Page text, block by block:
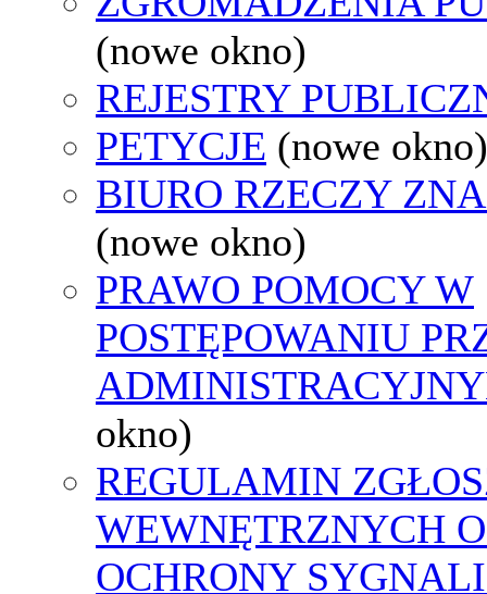
(nowe okno)
REJESTRY
PETYCJE (nowe okno)
BIURO RZECZY
(nowe okno)
PRAWO POMOCY W
POSTĘPOWANIU
okno)
REGULAMIN
WEWNĘTRZNYCH
OCHRONY